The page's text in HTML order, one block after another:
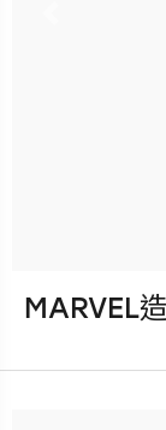
發行：
卡種：
MARVEL